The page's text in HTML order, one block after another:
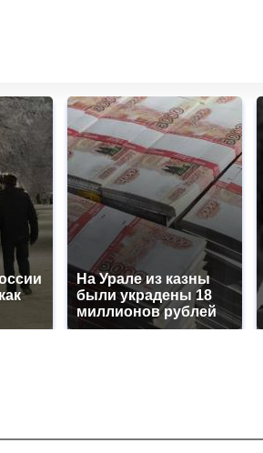
На Урале из казны
были украдены 18
миллионов рублей